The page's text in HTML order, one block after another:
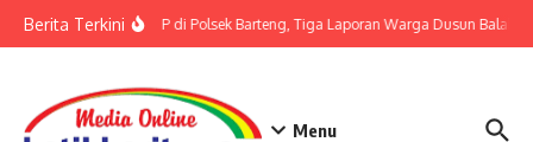
Berita TerkiniTerkait LP di Polsek Barteng, Tiga Laporan Warga Dusun Balaka
Menu